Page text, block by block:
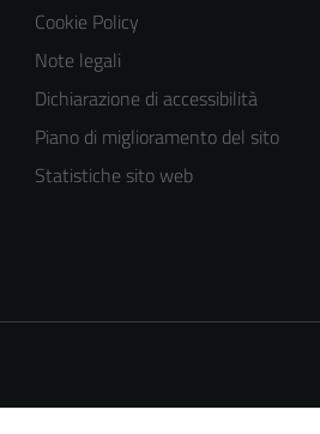
Cookie Policy
Note legali
Dichiarazione di accessibilità
Piano di miglioramento del sito
Statistiche sito web